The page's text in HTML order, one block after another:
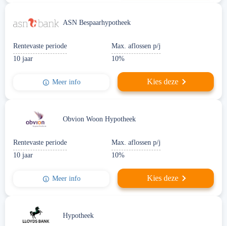
ASN Bespaarhypotheek
Rentevaste periode
10 jaar
Max. aflossen p/j
10%
Meer info Kies deze
Obvion Woon Hypotheek
Rentevaste periode
10 jaar
Max. aflossen p/j
10%
Meer info Kies deze
Hypotheek